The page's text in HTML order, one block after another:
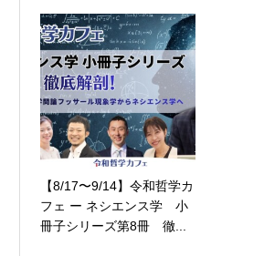
【8/17〜9/14】令和哲学カ
フェ ー ネシエンス学 小
冊子シリーズ第8冊 徹...